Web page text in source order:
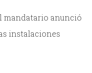
mandatario anunció
instalaciones